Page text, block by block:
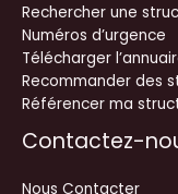
Rechercher une
Numéros d’urgence
Télécharger
Recommander des
Référencer ma
Contactez-
Nous Contacter